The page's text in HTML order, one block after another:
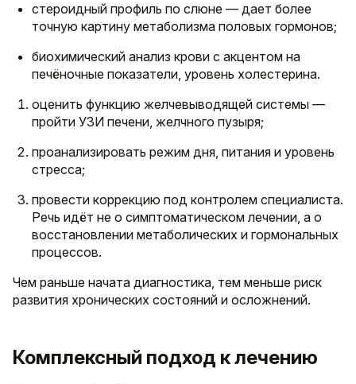
стероидный профиль по слюне — дает более
точную картину метаболизма половых гормонов;
биохимический анализ крови с акцентом на
печёночные показатели, уровень холестерина.
оценить функцию желчевыводящей системы —
пройти УЗИ печени, желчного пузыря;
проанализировать режим дня, питания и уровень
стресса;
провести коррекцию под контролем специалиста.
Речь идёт не о симптоматическом лечении, а о
восстановлении метаболических и гормональных
процессов.
Чем раньше начата диагностика, тем меньше риск
развития хронических состояний и осложнений.
Комплексный подход к лечению